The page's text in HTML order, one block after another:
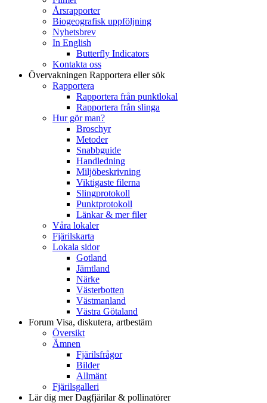
Årsrapporter
Biogeografisk uppföljning
Nyhetsbrev
In English
Butterfly Indicators
Kontakta oss
Övervakningen Rapportera eller sök
Rapportera
Rapportera från punktlokal
Rapportera från slinga
Hur gör man?
Broschyr
Metoder
Snabbguide
Handledning
Miljöbeskrivning
Viktigaste filerna
Slingprotokoll
Punktprotokoll
Länkar & mer filer
Våra lokaler
Fjärilskarta
Lokala sidor
Gotland
Jämtland
Närke
Västerbotten
Västmanland
Västra Götaland
Forum Visa, diskutera, artbestäm
Översikt
Ämnen
Fjärilsfrågor
Bilder
Allmänt
Fjärilsgalleri
Lär dig merDagfjärilar & pollinatörer